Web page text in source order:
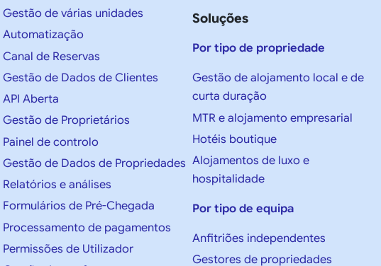
Gestão de várias unidades
Automatização
Canal de Reservas
Gestão de Dados de Clientes
API Aberta
Gestão de Proprietários
Painel de controlo
Gestão de Dados de Propriedades
Relatórios e análises
Formulários de Pré-Chegada
Processamento de pagamentos
Permissões de Utilizador
Soluções
Por tipo de propriedade
Gestão de alojamento local e de
curta duração
MTR e alojamento empresarial
Hotéis boutique
Alojamentos de luxo e
hospitalidade
Por tipo de equipa
Anfitriões independentes
Gestores de propriedades